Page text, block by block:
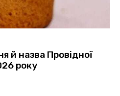
й назва Провідної
року